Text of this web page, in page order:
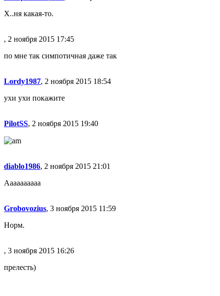
Х..ня какая-то.
, 2 ноября 2015 17:45
по мне так симпотичная даже так
Lordy1987, 2 ноября 2015 18:54
ухи ухи покажите
PilotSS, 2 ноября 2015 19:40
diablo1986, 2 ноября 2015 21:01
Аааааааааа
Grobovozius, 3 ноября 2015 11:59
Норм.
, 3 ноября 2015 16:26
прелесть)